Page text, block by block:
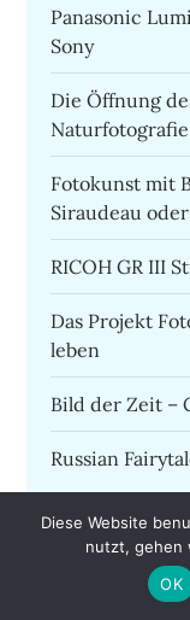
Panasonic
Sony
Die Öffnung
Naturfotografie
Fotokunst mit
Siraudeau
RICOH GR III
Das Projekt
leben
Bild der Zeit –
Russian
Diese Website
nutzt, gehen
OK